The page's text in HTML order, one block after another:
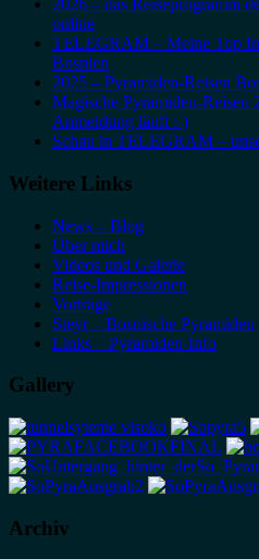
2026 – das Reiseprogramm
online
TELEGRAM – Meine Top
Bosnien
2025 – Pyramiden-Reisen
Magische Pyramiden-Reisen
Anmeldung läuft :-)
Schau in TELEGRAM –
Weitere Links
News – Blog
Über mich
Videos und Galerie
Reise-Impressionen
Vorträge
Steyr – Bosnische Pyramiden
Links – Pyramiden-Info
Gallery
Archiv